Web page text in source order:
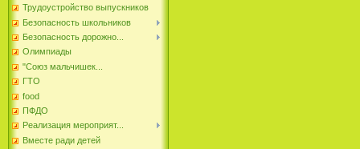
Трудоустройство выпускников
Безопасность школьников
Безопасность дорожно...
Олимпиады
"Союз мальчишек...
ГТО
food
ПФДО
Реализация мероприят...
Вместе ради детей